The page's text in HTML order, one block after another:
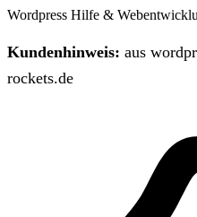
Wordpress Hilfe &
Kundenhinweis: aus
rockets.de